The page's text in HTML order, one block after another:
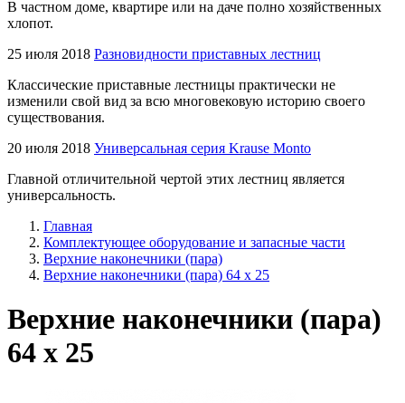
В частном доме, квартире или на даче полно хозяйственных
хлопот.
25 июля 2018 Разновидности приставных лестниц
Классические приставные лестницы практически не
изменили свой вид за всю многовековую историю своего
существования.
20 июля 2018 Универсальная серия Krause Monto
Главной отличительной чертой этих лестниц является
универсальность.
Главная
Комплектующее оборудование и запасные части
Верхние наконечники (пара)
Верхние наконечники (пара) 64 x 25
Верхние наконечники (пара)
64 x 25